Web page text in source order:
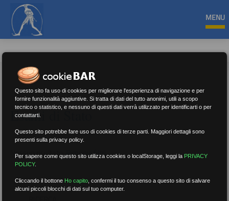
MENU
Esami di Stato
Nessun risultato.Rimuovi filtri
Questo sito fa uso di cookies per migliorare l'esperienza di navigazione e per
fornire funzionalità aggiuntive. Si tratta di dati del tutto anonimi, utili a scopo
tecnico o statistico, e nessuno di questi dati verrà utilizzato per identificarti o per
contattarti.
Questo sito potrebbe fare uso di cookies di terze parti. Maggiori dettagli sono
presenti sulla privacy policy.
Per sapere come questo sito utilizza cookies o localStorage, leggi la PRIVACY
POLICY.
Cliccando il bottone Ho capito ,confermi il tuo consenso a questo sito di salvare
alcuni piccoli blocchi di dati sul tuo computer.